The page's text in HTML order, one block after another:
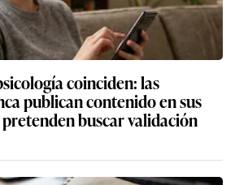
coinciden: las
publican contenido en sus
buscar validación